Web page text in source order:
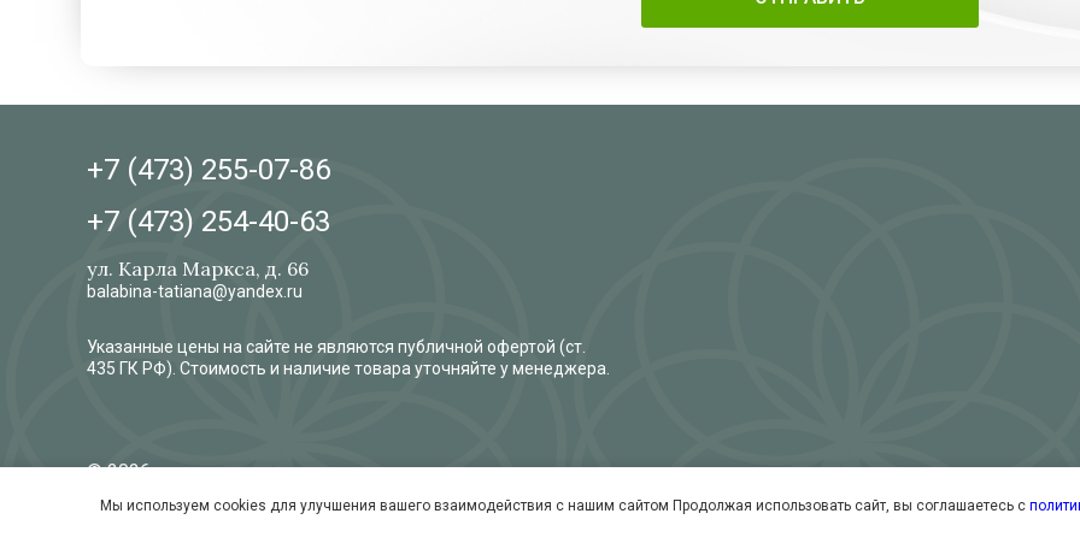
+7 (473) 255-07-86
+7 (473) 254-40-63
ул. Карла Маркса, д. 66
balabina-tatiana@yandex.ru
Указанные цены на сайте не являются публичной офертой (ст.
435 ГК РФ). Стоимость и наличие товара уточняйте у менеджера.
© 2026
Согласие на обработку персональных данных
Мы используем cookies для улучшения вашего взаимодействия с нашим сайтом Продолжая использовать сайт, вы соглашаетесь с